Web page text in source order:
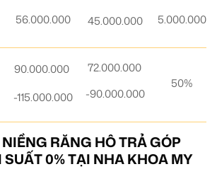
56.000.000 45.000.000 5.000.000
90.000.000
-115.000.000
72.000.000
-90.000.000
50%
RĂNG HÔ TRẢ GÓP
SUẤT 0% TẠI NHA KHOA MY